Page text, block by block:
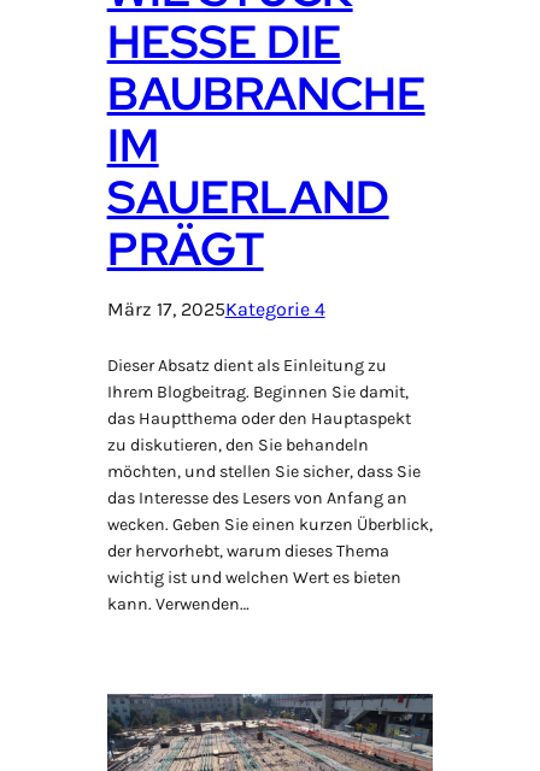
HESSE DIE
BAUBRANCHE
IM
SAUERLAND
PRÄGT
März 17, 2025Kategorie 4
Dieser Absatz dient als Einleitung zu
Ihrem Blogbeitrag. Beginnen Sie damit,
das Hauptthema oder den Hauptaspekt
zu diskutieren, den Sie behandeln
möchten, und stellen Sie sicher, dass Sie
das Interesse des Lesers von Anfang an
wecken. Geben Sie einen kurzen Überblick,
der hervorhebt, warum dieses Thema
wichtig ist und welchen Wert es bieten
kann. Verwenden…